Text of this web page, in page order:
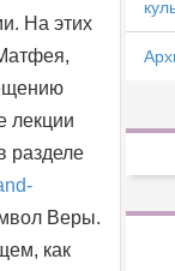
На этих
лекции
разделе
Веры.
как